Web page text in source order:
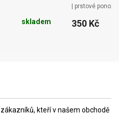
skladem
| prstové
350 Kč
kteří v našem obchodě